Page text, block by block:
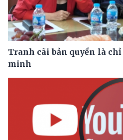
Tranh cãi bản quyền là
minh